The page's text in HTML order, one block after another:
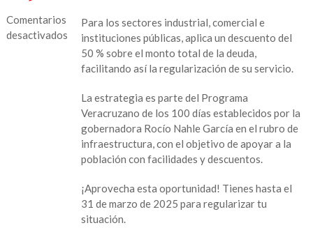
Comentarios
desactivados
Para los sectores industrial, comercial e
instituciones públicas, aplica un descuento del
50 % sobre el monto total de la deuda,
facilitando así la regularización de su servicio.
La estrategia es parte del Programa
Veracruzano de los 100 días establecidos por la
gobernadora Rocío Nahle García en el rubro de
infraestructura, con el objetivo de apoyar a la
población con facilidades y descuentos.
¡Aprovecha esta oportunidad! Tienes hasta el
31 de marzo de 2025 para regularizar tu
situación.